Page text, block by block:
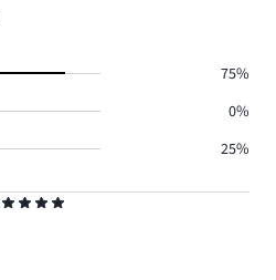
75%
0%
25%